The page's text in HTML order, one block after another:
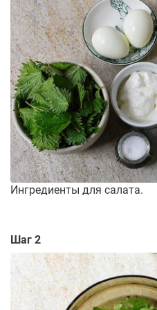
Ингредиенты для салата.
Шаг 2